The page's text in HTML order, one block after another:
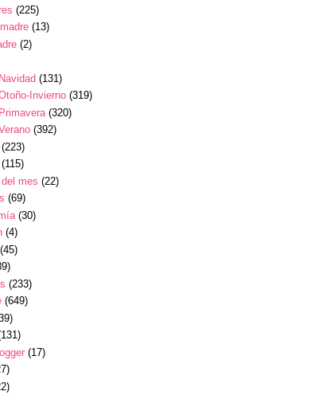
(225)
(13)
(2)
(131)
Invierno (319)
(320)
(392)
(223)
(115)
mes (22)
(69)
(30)
(4)
(45)
(233)
(649)
(17)